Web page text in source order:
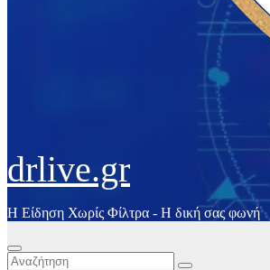
drlive.gr
Η Είδηση Χωρίς Φίλτρα - H δική σας φωνή